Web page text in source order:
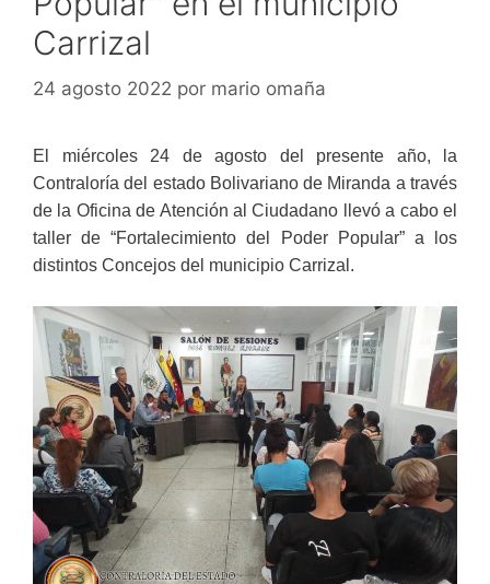
Carrizal
24 agosto 2022 por mario omaña
El miércoles 24 de agosto del presente año, la
Contraloría del estado Bolivariano de Miranda a través
de la Oficina de Atención al Ciudadano llevó a cabo el
taller de “Fortalecimiento del Poder Popular” a los
distintos Concejos del municipio Carrizal.